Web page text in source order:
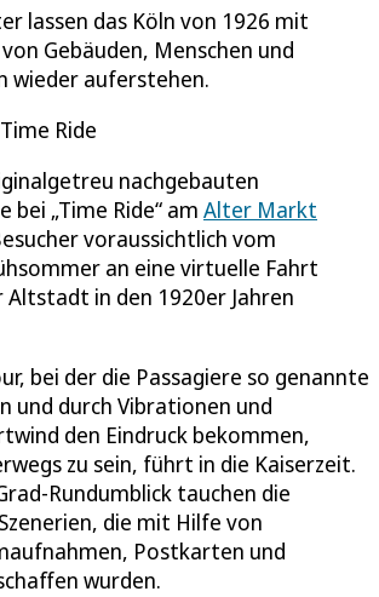
lassen das Köln von 1926 mit
Gebäuden, Menschen und
wieder auferstehen.
Ride
nachgebauten
bei „Time Ride“ am Alter Markt
voraussichtlich vom
an eine virtuelle Fahrt
Altstadt in den 1920er Jahren
bei der die Passagiere so genannte
und durch Vibrationen und
den Eindruck bekommen,
zu sein, führt in die Kaiserzeit.
Rundumblick tauchen die
die mit Hilfe von
Postkarten und
wurden.